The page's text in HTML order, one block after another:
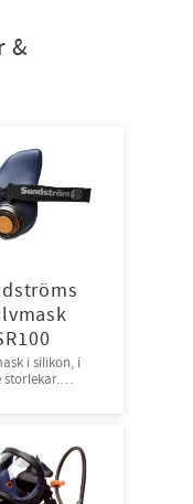
&
i silikon, i
storlekar.